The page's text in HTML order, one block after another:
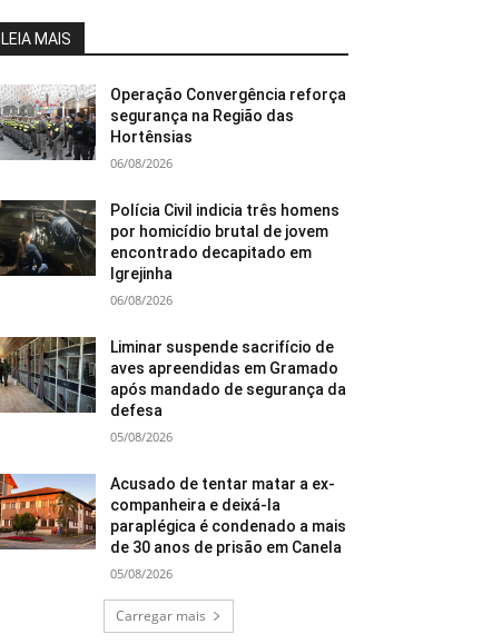
LEIA MAIS
Operação Convergência reforça
segurança na Região das
Hortênsias
06/08/2026
Polícia Civil indicia três homens
por homicídio brutal de jovem
encontrado decapitado em
Igrejinha
06/08/2026
Liminar suspende sacrifício de
aves apreendidas em Gramado
após mandado de segurança da
defesa
05/08/2026
Acusado de tentar matar a ex-
companheira e deixá-la
paraplégica é condenado a mais
de 30 anos de prisão em Canela
05/08/2026
Carregar mais